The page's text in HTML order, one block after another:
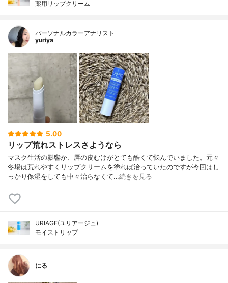
薬用リップクリーム
パーソナルカラーアナリスト
yuriya
5.00
リップ荒れストレスさようなら
マスク生活の影響か、唇の皮むけがとても酷くて悩んでいました。元々
冬場は荒れやすくリップクリームを塗れば治っていたのですが今回はし
っかり保湿をしても中々治らなくて…続きを見る
URIAGE(ユリアージュ)
モイストリップ
にる